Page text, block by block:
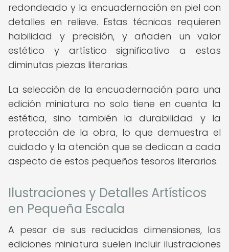
redondeado y la encuadernación en piel con
detalles en relieve. Estas técnicas requieren
habilidad y precisión, y añaden un valor
estético y artístico significativo a estas
diminutas piezas literarias.
La selección de la encuadernación para una
edición miniatura no solo tiene en cuenta la
estética, sino también la durabilidad y la
protección de la obra, lo que demuestra el
cuidado y la atención que se dedican a cada
aspecto de estos pequeños tesoros literarios.
Ilustraciones y Detalles Artísticos
en Pequeña Escala
A pesar de sus reducidas dimensiones, las
ediciones miniatura suelen incluir ilustraciones